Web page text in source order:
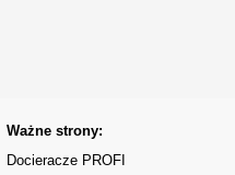
Ważne strony:
Docieracze PROFI